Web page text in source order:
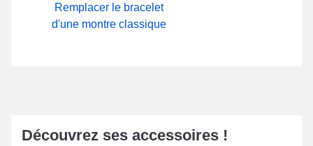
Remplacer le bracelet
d'une montre classique
Découvrez ses accessoires !